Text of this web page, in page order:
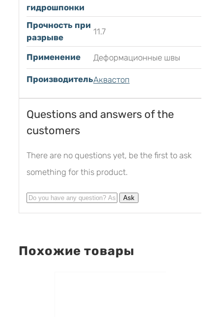
гидрошпонки
Прочность при
разрыве
11.7
Применение Деформационные швы
ПроизводительАквастоп
Questions and answers of the
customers
There are no questions yet, be the first to ask
something for this product.
Похожие товары